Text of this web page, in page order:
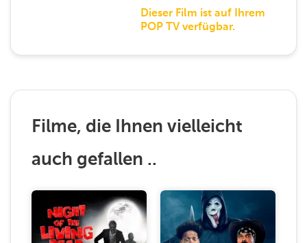
Dieser Film ist auf Ihrem
POP TV verfügbar.
Filme, die Ihnen vielleicht
auch gefallen ..